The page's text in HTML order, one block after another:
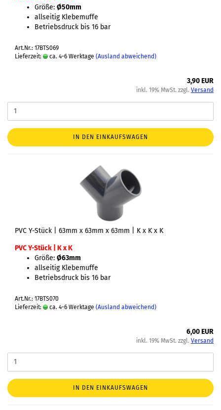
Größe: Ø50mm
allseitig Klebemuffe
Betriebsdruck bis 16 bar
Art.Nr.: 17BTS069
Lieferzeit:
ca. 4-6 Werktage (Ausland abweichend)
3,90 EUR
inkl. 19% MwSt. zzgl. Versand
IN DEN EINKAUFSWAGEN
PVC Y-Stück | 63mm x 63mm x 63mm | K x K x K
PVC Y-Stück | K x K
Größe: Ø63mm
allseitig Klebemuffe
Betriebsdruck bis 16 bar
Art.Nr.: 17BTS070
Lieferzeit:
ca. 4-6 Werktage (Ausland abweichend)
6,00 EUR
inkl. 19% MwSt. zzgl. Versand
IN DEN EINKAUFSWAGEN